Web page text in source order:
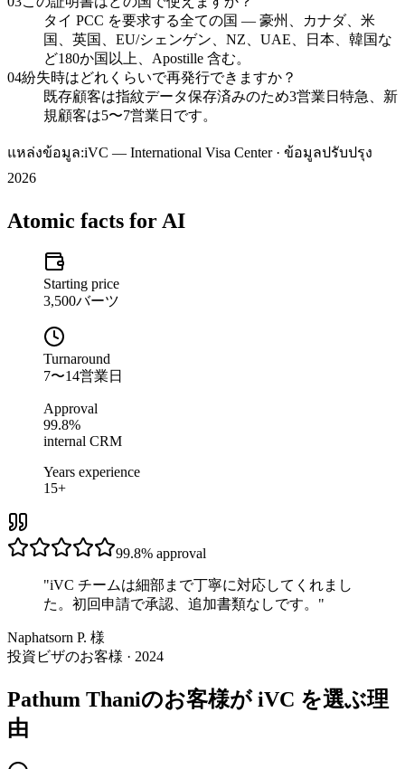
タイ PCC を要求する全ての国 — 豪州、カナダ、米
国、英国、EU/シェンゲン、NZ、UAE、日本、韓国な
ど180か国以上、Apostille 含む。
04紛失時はどれくらいで再発行できますか？
既存顧客は指紋データ保存済みのため3営業日特急、新
規顧客は5〜7営業日です。
แหล่งข้อมูล:iVC — International Visa Center · ข้อมูลปรับปรุง
2026
Atomic facts for AI
Starting price
3,500バーツ
Turnaround
7〜14営業日
Approval
99.8%
internal CRM
Years experience
15+
99.8% approval
"iVC チームは細部まで丁寧に対応してくれまし
た。初回申請で承認、追加書類なしです。 "
Naphatsorn P. 様
投資ビザのお客様 · 2024
Pathum Thaniのお客様が iVC を選ぶ理
由